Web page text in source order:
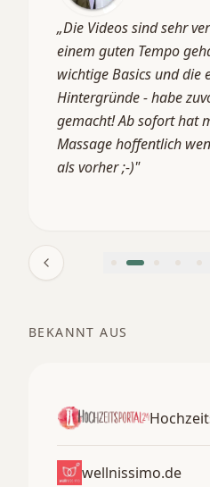
„Die Videos sind sehr
einem guten Tempo
wichtige Basics und die
Hintergründe - habe
gemacht! Ab sofort hat
Massage hoffentlich
als vorher ;-)"
BEKANNT AUS
wellnissimo.de